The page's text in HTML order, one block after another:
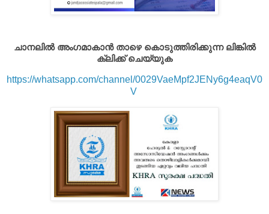
ചാനലിൽ അംഗമാകാൻ താഴെ കൊടുത്തിരിക്കുന്ന ലിങ്കിൽ
ക്ലിക്ക് ചെയ്യുക
https://whatsapp.com/channel/0029VaeMpf2JENy6g4eaqV0
V